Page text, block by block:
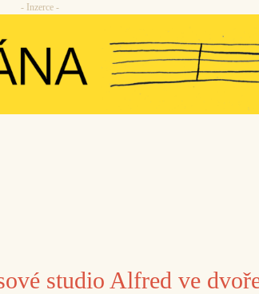
- Inzerce -
studio Alfred ve